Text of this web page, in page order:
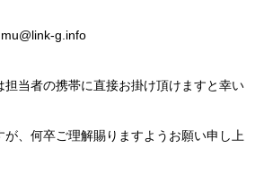
g.info
担当者の携帯に直接お掛け頂けますと幸い
が、何卒ご理解賜りますようお願い申し上